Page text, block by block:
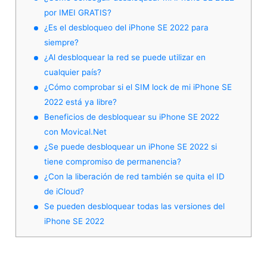
por IMEI GRATIS?
¿Es el desbloqueo del iPhone SE 2022 para
siempre?
¿Al desbloquear la red se puede utilizar en
cualquier país?
¿Cómo comprobar si el SIM lock de mi iPhone SE
2022 está ya libre?
Beneficios de desbloquear su iPhone SE 2022
con Movical.Net
¿Se puede desbloquear un iPhone SE 2022 si
tiene compromiso de permanencia?
¿Con la liberación de red también se quita el ID
de iCloud?
Se pueden desbloquear todas las versiones del
iPhone SE 2022